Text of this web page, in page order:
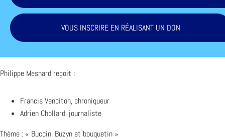
VOUS INSCRIRE EN RÉALISANT UN DON
Philippe Mesnard reçoit :
Francis Venciton, chroniqueur
Adrien Chollard, journaliste
Thème : « Buccin, Buzyn et bouquetin »